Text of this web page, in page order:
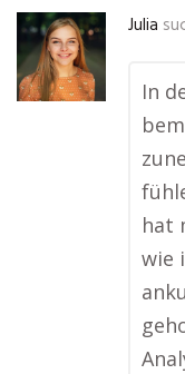
Julia
In
hat
wie